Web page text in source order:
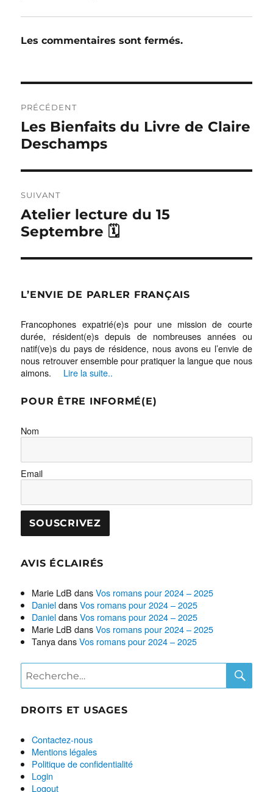
Les commentaires sont fermés.
Navigation
de
l’article
PRÉCÉDENT
Publication
précédente :
Les Bienfaits du Livre de Claire
Deschamps
SUIVANT
Publication
suivante :
Atelier lecture du 15
Septembre 🗓
L’ENVIE DE PARLER FRANÇAIS
Francophones expatrié(e)s pour une mission de courte
durée, résident(e)s depuis de nombreuses années ou
natif(ve)s du pays de résidence, nous avons eu l’envie de
nous retrouver ensemble pour pratiquer la langue que nous
aimons. Lire la suite..
POUR ÊTRE INFORMÉ(E)
Nom
Email
AVIS ÉCLAIRÉS
Marie LdB dansVos romans pour 2024 – 2025
DanieldansVos romans pour 2024 – 2025
DanieldansVos romans pour 2024 – 2025
Marie LdB dansVos romans pour 2024 – 2025
TanyadansVos romans pour 2024 – 2025
Recherche
pour :
DROITS ET USAGES
Contactez-nous
Mentions légales
Politique de confidentialité
Login
Logout